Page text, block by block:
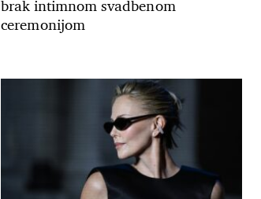
brak intimnom svadbenom
ceremonijom